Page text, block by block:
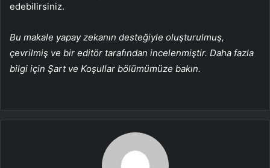
edebilirsiniz.
Bu makale yapay zekanın desteğiyle oluşturulmuş,
çevrilmiş ve bir editör tarafından incelenmiştir. Daha fazla
bilgi için Şart ve Koşullar bölümümüze bakın.